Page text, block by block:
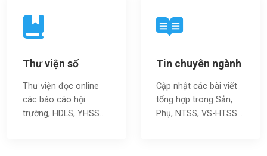
Thư viện số
Thư viện đọc online
các báo cáo hội
trường, HDLS, YHSS…
Tin chuyên ngành
Cập nhật các bài viết
tổng hợp trong Sản,
Phụ, NTSS, VS-HTSS...